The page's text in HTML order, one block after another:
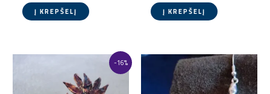
Į KREPŠELĮ Į KREPŠELĮ
-16%
Original
19,00 €.
Current
is:
16,00 €.